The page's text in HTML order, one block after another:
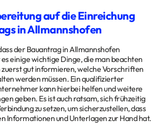
auf die Einreichung
in Allmannshofen
der Bauantrag in Allmannshofen
einige wichtige Dinge, die man beachten
zuerst gut informieren, welche Vorschriften
werden müssen. Ein qualifizierter
kann hierbei helfen und weitere
geben. Es ist auch ratsam, sich frühzeitig
zu setzen, um sicherzustellen, dass
Informationen und Unterlagen zur Hand hat.